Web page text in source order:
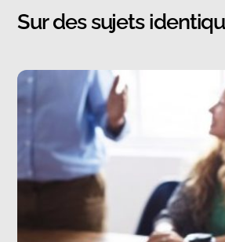
Sur des sujets